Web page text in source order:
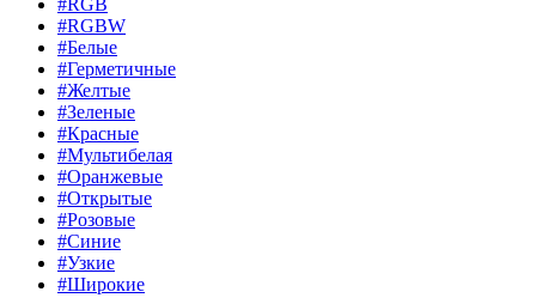
#RGBW
#Белые
#Герметичные
#Желтые
#Зеленые
#Красные
#Мультибелая
#Оранжевые
#Открытые
#Розовые
#Синие
#Узкие
#Широкие